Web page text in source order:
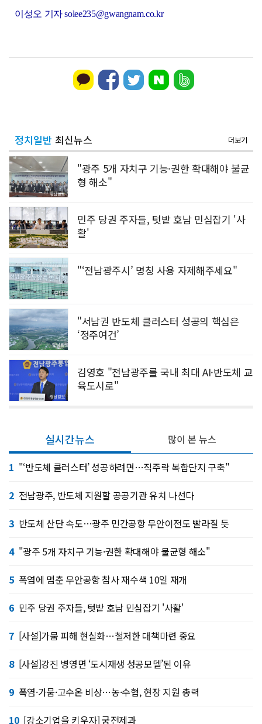
이성오 기자 solee235@gwangnam.co.kr
정치일반 최신뉴스 더보기
"광주 5개 자치구 기능·권한 확대해야 불균
형 해소"
민주 당권 주자들, 텃밭 호남 민심잡기 '사
활'
"‘전남광주시’ 명칭 사용 자제해주세요"
"서남권 반도체 클러스터 성공의 핵심은
‘정주여건’
김영호 "전남광주를 국내 최대 AI·반도체 교
육도시로"
실시간뉴스
1 "‘반도체 클러스터’ 성공하려면…직주락 복합단지 구축"
2 전남광주, 반도체 지원할 공공기관 유치 나선다
3 반도체 산단 속도…광주 민간공항 무안이전도 빨라질 듯
4 "광주 5개 자치구 기능·권한 확대해야 불균형 해소"
5 폭염에 멈춘 무안공항 참사 재수색 10일 재개
6 민주 당권 주자들, 텃밭 호남 민심잡기 '사활'
7 [사설]가뭄 피해 현실화…철저한 대책마련 중요
8 [사설]강진 병영면 ‘도시재생 성공모델’된 이유
9 폭염·가뭄·고수온 비상…농·수협, 현장 지원 총력
10 [강소기업을 키우자] 궁전제과
많이 본 뉴스